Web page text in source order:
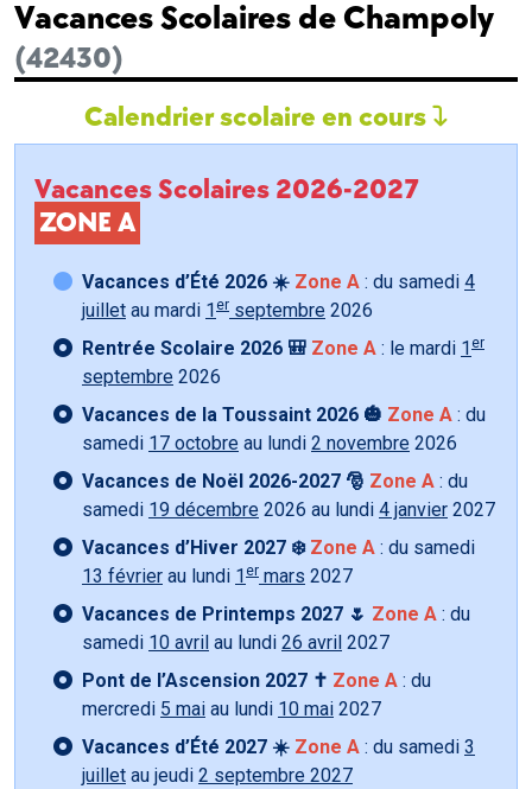
Vacances Scolaires de Champoly
(42430)
Calendrier scolaire en cours
Vacances Scolaires 2026-2027
ZONE A
Vacances d’Été 2026 ☀️ Zone A : du samedi 4
juillet au mardi 1 er septembre 2026
Rentrée Scolaire 2026 🎒 Zone A : le mardi 1 er
septembre 2026
Vacances de la Toussaint 2026 🎃 Zone A : du
samedi 17 octobre au lundi 2 novembre 2026
Vacances de Noël 2026-2027 🎅 Zone A : du
samedi 19 décembre 2026 au lundi 4 janvier 2027
Vacances d’Hiver 2027 ❄️ Zone A : du samedi
13 février au lundi 1 er mars 2027
Vacances de Printemps 2027 🌷 Zone A : du
samedi 10 avril au lundi 26 avril 2027
Pont de l’Ascension 2027 ✝️ Zone A : du
mercredi 5 mai au lundi 10 mai 2027
Vacances d’Été 2027 ☀️ Zone A : du samedi 3
juillet au jeudi 2 septembre 2027